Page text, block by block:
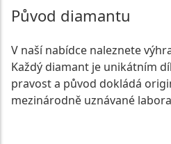
Původ diamantu
V naší nabídce naleznete
Každý diamant je unikátním
pravost a původ dokládá
mezinárodně uznávané